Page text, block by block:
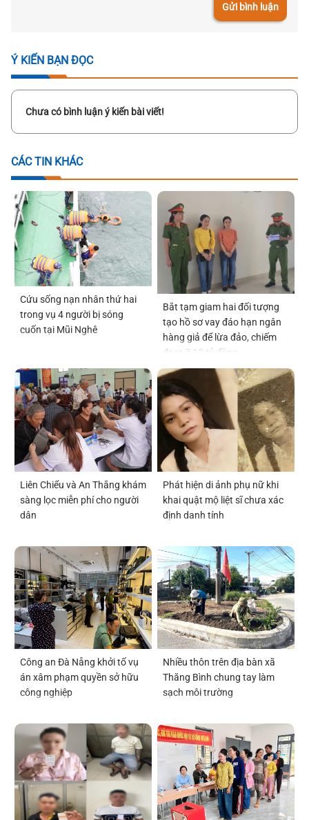
Gửi bình luận
Ý KIẾN BẠN ĐỌC
Chưa có bình luận ý kiến bài viết!
CÁC TIN KHÁC
Cứu sống nạn nhân thứ hai
trong vụ 4 người bị sóng
cuốn tại Mũi Nghê
Bắt tạm giam hai đối tượng
tạo hồ sơ vay đáo hạn ngân
hàng giả để lừa đảo, chiếm
đoạt 7,13 tỷ đồng
Liên Chiểu và An Thắng khám
sàng lọc miễn phí cho người
dân
Phát hiện di ảnh phụ nữ khi
khai quật mộ liệt sĩ chưa xác
định danh tính
Công an Đà Nẵng khởi tố vụ
án xâm phạm quyền sở hữu
công nghiệp
Nhiều thôn trên địa bàn xã
Thăng Bình chung tay làm
sạch môi trường